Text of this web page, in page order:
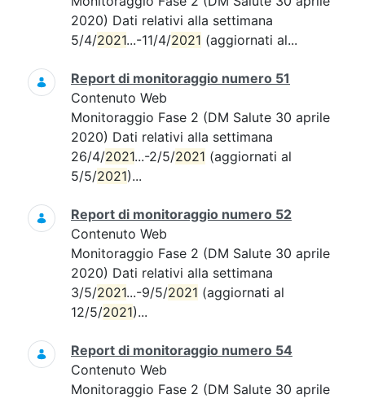
2020) Dati relativi alla settimana
5/4/2021...-11/4/2021 (aggiornati al...
Report di monitoraggio numero 51
Contenuto Web
Monitoraggio Fase 2 (DM Salute 30 aprile
2020) Dati relativi alla settimana
26/4/2021...-2/5/2021 (aggiornati al
5/5/2021)...
Report di monitoraggio numero 52
Contenuto Web
Monitoraggio Fase 2 (DM Salute 30 aprile
2020) Dati relativi alla settimana
3/5/2021...-9/5/2021 (aggiornati al
12/5/2021)...
Report di monitoraggio numero 54
Contenuto Web
Monitoraggio Fase 2 (DM Salute 30 aprile